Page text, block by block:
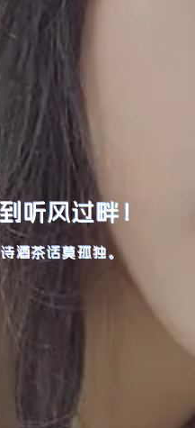
听风过畔！
酒茶话莫孤独。